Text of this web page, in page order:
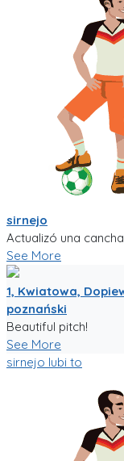
sirnejo
Actualizó una
See More
1, Kwiatowa,
poznański
Beautiful pitch!
See More
sirnejo lubi to